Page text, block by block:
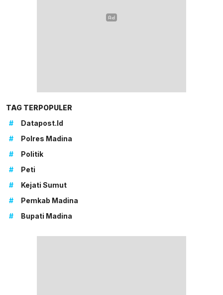
TAG TERPOPULER
#
Datapost.id
#
Polres Madina
#
Politik
#
Peti
#
Kejati Sumut
#
Pemkab Madina
#
Bupati Madina